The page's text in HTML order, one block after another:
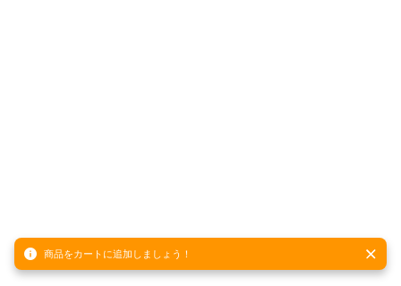
商品をカートに追加しましょう！